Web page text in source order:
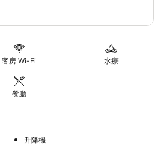
客房 Wi-Fi 水療
餐廳
升降機